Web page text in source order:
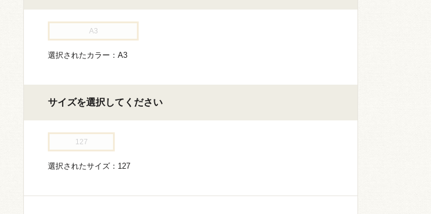
A3
選択されたカラー：A3
サイズを選択してください
127
選択されたサイズ：127